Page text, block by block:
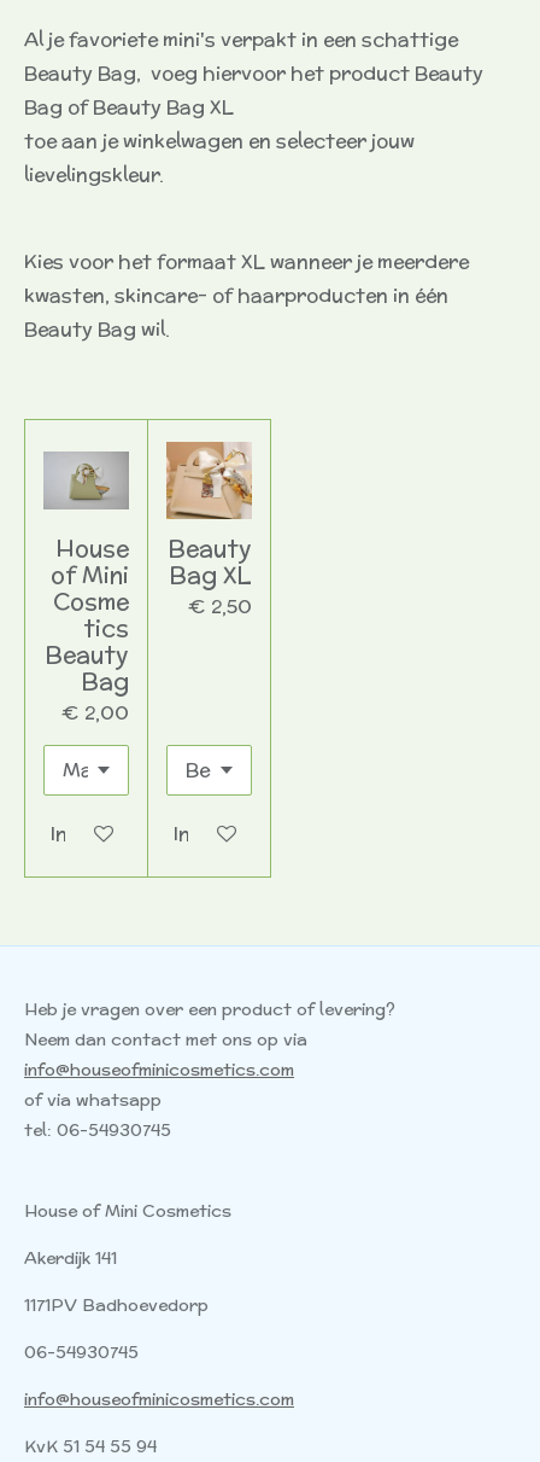
Al je favoriete mini's verpakt in een schattige
Beauty Bag, voeg hiervoor het product Beauty
Bag of Beauty Bag XL
toe aan je winkelwagen en selecteer jouw
lievelingskleur.
Kies voor het formaat XL wanneer je meerdere
kwasten, skincare- of haarproducten in één
Beauty Bag wil.
House
of Mini
Cosme
tics
Beauty
Bag
€ 2,00
In winkelwagen
Beauty
Bag XL
€ 2,50
In winkelwagen
Heb je vragen over een product of levering?
Neem dan contact met ons op via
info@houseofminicosmetics.com
of via whatsapp
tel: 06-54930745
House of Mini Cosmetics
Akerdijk 141
1171PV Badhoevedorp
06-54930745
info@houseofminicosmetics.com
KvK 51 54 55 94